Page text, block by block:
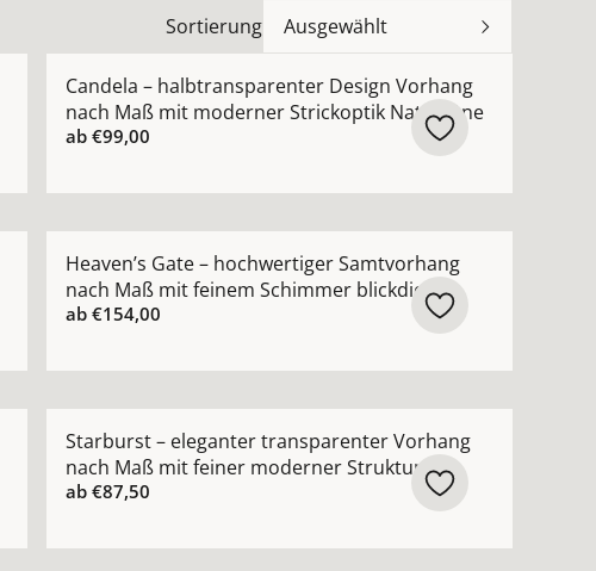
Sortierung Ausgewählt
Candela – halbtransparenter Design Vorhang
nach Maß mit moderner Strickoptik Naturtöne
ab€99,00
Heaven’s Gate – hochwertiger Samtvorhang
nach Maß mit feinem Schimmer blickdicht
ab€154,00
Starburst – eleganter transparenter Vorhang
nach Maß mit feiner moderner Struktur
ab€87,50